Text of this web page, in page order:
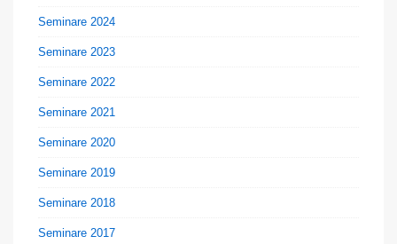
Seminare 2024
Seminare 2023
Seminare 2022
Seminare 2021
Seminare 2020
Seminare 2019
Seminare 2018
Seminare 2017